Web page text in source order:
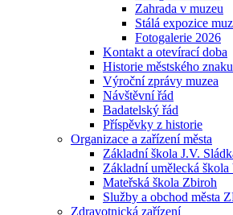
Zahrada v muzeu
Stálá expozice
Fotogalerie 2026
Kontakt a otevírací doba
Historie městského znaku
Výroční zprávy muzea
Návštěvní řád
Badatelský řád
Příspěvky z historie
Organizace a zařízení města
Základní škola J.V.
Základní umělecká
Mateřská škola Zbiroh
Služby a obchod města
Zdravotnická zařízení